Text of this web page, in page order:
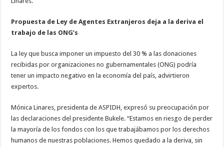
Propuesta de Ley de Agentes Extranjeros deja a la deriva el
trabajo de las ONG’s
La ley que busca imponer un impuesto del 30 % a las donaciones
recibidas por organizaciones no gubernamentales (ONG) podría
tener un impacto negativo en la economía del país, advirtieron
expertos.
Mónica Linares, presidenta de ASPIDH, expresó su preocupación por
las declaraciones del presidente Bukele. “Estamos en riesgo de perder
la mayoría de los fondos con los que trabajábamos por los derechos
humanos de nuestras poblaciones. Hemos quedado a la deriva, sin